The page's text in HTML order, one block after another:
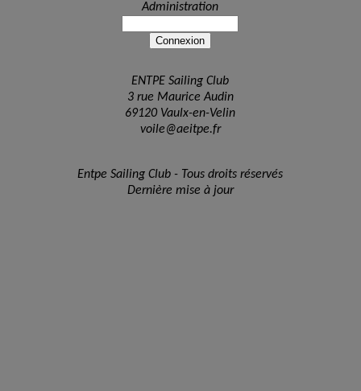
Administration
ENTPE Sailing Club
3 rue Maurice Audin
69120 Vaulx-en-Velin
voile@aeitpe.fr
Entpe Sailing Club - Tous droits réservés
Dernière mise à jour